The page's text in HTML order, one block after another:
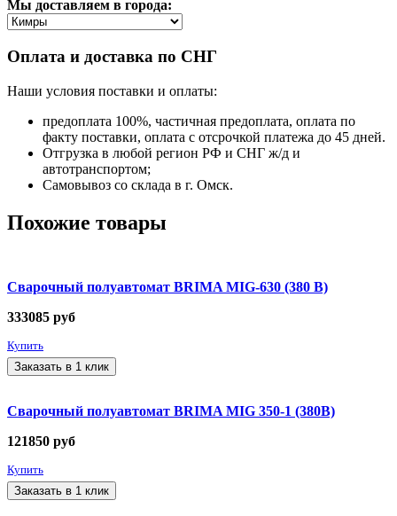
Мы доставляем в города:
Оплата и доставка по СНГ
Наши условия поставки и оплаты:
предоплата 100%, частичная предоплата, оплата по
факту поставки, оплата с отсрочкой платежа до 45 дней.
Отгрузка в любой регион РФ и СНГ ж/д и
автотранспортом;
Самовывоз со склада в г. Омск.
Похожие товары
Сварочный полуавтомат BRIMA MIG-630 (380 В)
333085 руб
Купить
Заказать в 1 клик
Сварочный полуавтомат BRIMA MIG 350-1 (380В)
121850 руб
Купить
Заказать в 1 клик